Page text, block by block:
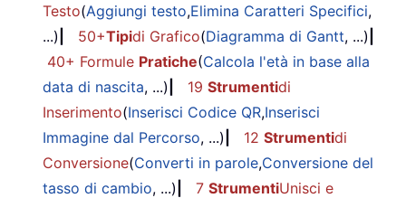
Testo(Aggiungi testo,Elimina Caratteri Specifici,
...)
50+Tipidi Grafico(Diagramma di Gantt, ...)
40+ Formule Pratiche(Calcola l'età in base alla
data di nascita, ...) 19 Strumentidi
Inserimento(Inserisci Codice QR,Inserisci
Immagine dal Percorso, ...) 12 Strumentidi
Conversione(Converti in parole,Conversione del
tasso di cambio, ...) 7 StrumentiUnisci e